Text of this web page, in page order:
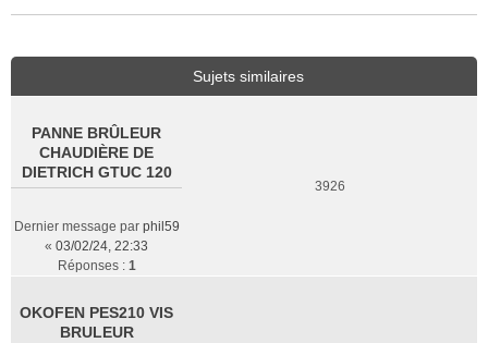
Sujets similaires
PANNE BRÛLEUR
CHAUDIÈRE DE
DIETRICH GTUC 120
Dernier message par phil59
« 03/02/24, 22:33
Réponses : 1
3926
OKOFEN PES210 VIS
BRULEUR